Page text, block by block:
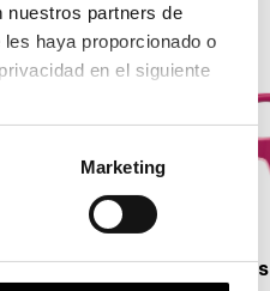
nuestros partners de
haya proporcionado o
Marketing
Polaroid Kids